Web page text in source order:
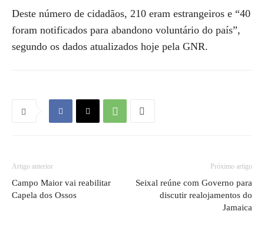
Deste número de cidadãos, 210 eram estrangeiros e “40
foram notificados para abandono voluntário do país”,
segundo os dados atualizados hoje pela GNR.
Artigo anterior
Campo Maior vai reabilitar
Capela dos Ossos
Próximo artigo
Seixal reúne com Governo para
discutir realojamentos do
Jamaica